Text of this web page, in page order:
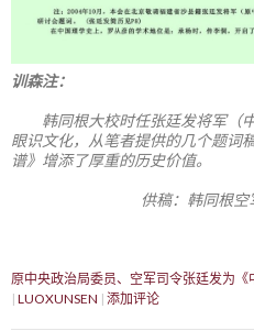
训森注：
韩同根大校时任张廷发将军（
眼识文化，从笔者提供的几个题词
谱》增添了厚重的历史价值。
供稿：韩同根
原中央政治局委员、空军司令张廷发为《
LUOXUNSEN 添加评论